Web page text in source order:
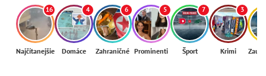
16
Najčítanejšie
4
Domáce
6
Zahraničné
5
Prominenti
7
Šport
3
Krimi